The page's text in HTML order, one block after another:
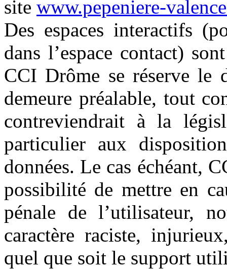
site www.pepeniere-
Des espaces interactifs
dans l’espace contact)
CCI Drôme se réserve le
demeure préalable, tout
contreviendrait à la
particulier aux
données. Le cas échéant,
possibilité de mettre en
pénale de l’utilisateur,
caractère raciste,
quel que soit le support